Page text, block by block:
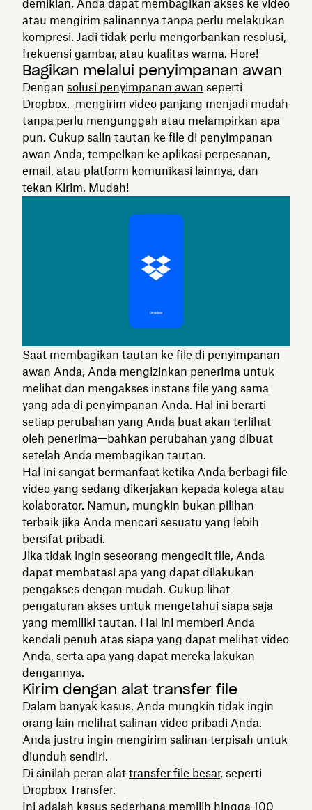
demikian, Anda dapat membagikan akses ke video
atau mengirim salinannya tanpa perlu melakukan
kompresi. Jadi tidak perlu mengorbankan resolusi,
frekuensi gambar, atau kualitas warna. Hore!
Bagikan melalui penyimpanan awan
Dengan solusi penyimpanan awan seperti
Dropbox, mengirim video panjang menjadi mudah
tanpa perlu mengunggah atau melampirkan apa
pun. Cukup salin tautan ke file di penyimpanan
awan Anda, tempelkan ke aplikasi perpesanan,
email, atau platform komunikasi lainnya, dan
tekan Kirim. Mudah!
Saat membagikan tautan ke file di penyimpanan
awan Anda, Anda mengizinkan penerima untuk
melihat dan mengakses instans file yang sama
yang ada di penyimpanan Anda. Hal ini berarti
setiap perubahan yang Anda buat akan terlihat
oleh penerima—bahkan perubahan yang dibuat
setelah Anda membagikan tautan.
Hal ini sangat bermanfaat ketika Anda berbagi file
video yang sedang dikerjakan kepada kolega atau
kolaborator. Namun, mungkin bukan pilihan
terbaik jika Anda mencari sesuatu yang lebih
bersifat pribadi.
Jika tidak ingin seseorang mengedit file, Anda
dapat membatasi apa yang dapat dilakukan
pengakses dengan mudah. Cukup lihat
pengaturan akses untuk mengetahui siapa saja
yang memiliki tautan. Hal ini memberi Anda
kendali penuh atas siapa yang dapat melihat video
Anda, serta apa yang dapat mereka lakukan
dengannya.
Kirim dengan alat transfer file
Dalam banyak kasus, Anda mungkin tidak ingin
orang lain melihat salinan video pribadi Anda.
Anda justru ingin mengirim salinan terpisah untuk
diunduh sendiri.
Di sinilah peran alat transfer file besar, seperti
Dropbox Transfer.
Ini adalah kasus sederhana memilih hingga 100